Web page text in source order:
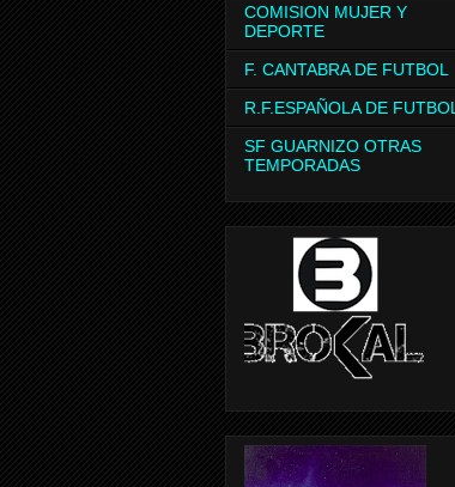
COMISION MUJER Y
DEPORTE
F. CANTABRA DE FUTBOL
R.F.ESPAÑOLA DE FUTBOL
SF GUARNIZO OTRAS
TEMPORADAS